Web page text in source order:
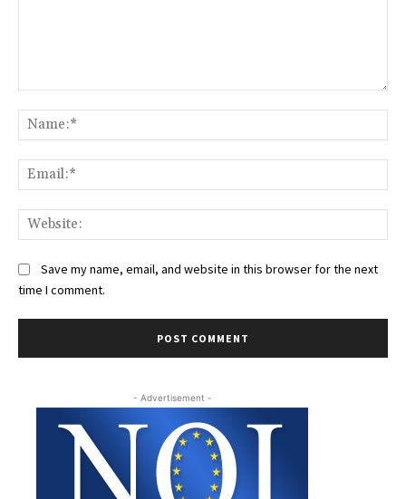
Save my name, email, and website in this browser for the next
time I comment.
- Advertisement -